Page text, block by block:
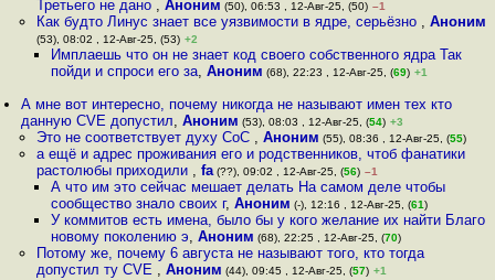
Третьего не дано , Аноним (50), 06:53 , 12-Авг-25, (50) –1
Как будто Линус знает все уязвимости в ядре, серьёзно , Аноним
(53), 08:02 , 12-Авг-25, (53) +2
Имплаешь что он не знает код своего собственного ядра Так
пойди и спроси его за, Аноним (68), 22:23 , 12-Авг-25, (69) +1
А мне вот интересно, почему никогда не называют имен тех кто
данную CVE допустил,Аноним (53), 08:03 , 12-Авг-25, (54) +3
Это не соответствует духу CoC , Аноним (55), 08:36 , 12-Авг-25, (55)
а ещё и адрес проживания его и родственников, чтоб фанатики
растолюбы приходили , fa(??), 09:02 , 12-Авг-25, (56) –1
А что им это сейчас мешает делать На самом деле чтобы
сообщество знало своих г, Аноним (-), 12:16 , 12-Авг-25, (61)
У коммитов есть имена, было бы у кого желание их найти Благо
новому поколению э, Аноним (68), 22:25 , 12-Авг-25, (70)
Потому же, почему 6 августа не называют того, кто тогда
допустил ту CVE , Аноним (44), 09:45 , 12-Авг-25, (57) +1